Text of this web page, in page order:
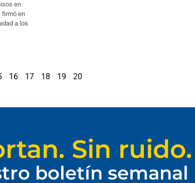
en
firmó en
a los
16 17 18 19 20
Sin ruido.
boletín semanal